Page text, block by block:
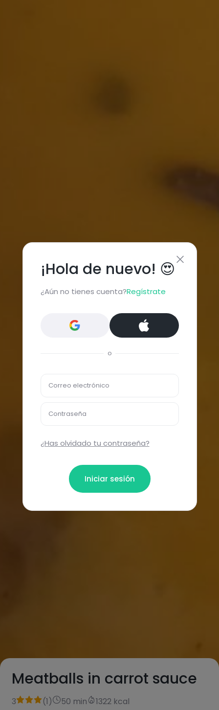
Meatballs in carrot sauce
3 (1) 50 min 1322 kcal
¡Hola de nuevo! 😍
¿Aún no tienes cuenta?Regístrate
o
Correo electrónico
Contraseña
¿Has olvidado tu contraseña?
Iniciar sesión